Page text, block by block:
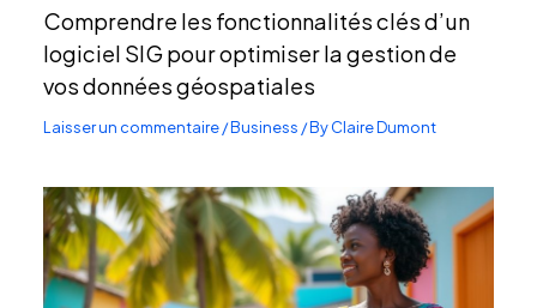
Comprendre les fonctionnalités clés d’un
logiciel SIG pour optimiser la gestion de
vos données géospatiales
Laisser un commentaire/Business / ByClaire Dumont